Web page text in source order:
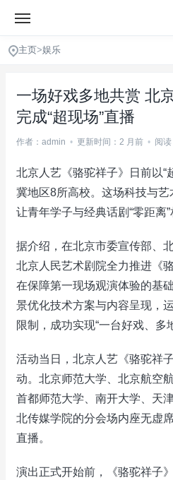
主页>娱乐
一场好戏多地共赏 北
完成“超现场”直播
作者：admin • 更新时间：2 月前 • 阅
北京人艺《骆驼祥子》日前以“
冀地区8所高校。这场科技与艺
让青年学子与经典话剧“零距离”
据介绍，在北京市委宣传部、
北京人民艺术剧院全力推进《
在保障第一现场观演体验的基
景优化技术方案与内容呈现，
限制，成功实现“一台好戏、多
活动当日，北京人艺《骆驼祥
动。北京师范大学、北京航空
首都师范大学、南开大学、天
北传媒学院的分会场内座无虚
直播。
演出正式开始前，《骆驼祥子